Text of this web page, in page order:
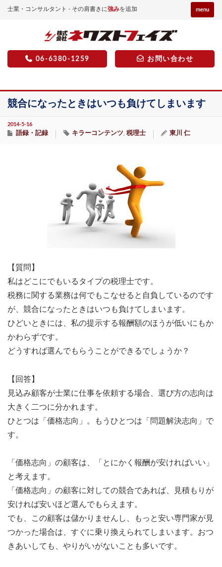
士業・コンサルタント - その肩書きに強みを追加 menu
06-6380-1259 お問い合わせ
競合になったときはいつも負けてしまいます
2014-5-16
語録・記録 キラーコンテンツ 税理士 東川 仁
【質問】
私はどこにでもいるタイプの税理士です。
税務に関する業務は何でもこなせると自負しているのです
が、競合になったときはいつも負けてしまいます。
ひどいときには、私の提示する報酬額のほうが低いにもか
かわらずです。
どうすれば選んでもらうことができるでしょうか？
【回答】
見込み顧客が士業に仕事を依頼する場合、選び方の志向は
大きく二つに分かれます。
ひとつは「価格志向」。もうひとつは「問題解決志向」で
す。
「価格志向」の顧客は、「とにかく報酬が安ければいい」
と考えます。
「価格志向」の顧客に対しての競合であれば、見積もりが
安ければ安いほど選んでもらえます。
でも、この顧客は儲かりませんし、もっと安い専門家が見
つかった場合は、すぐに乗り換えられてしまいます。おつ
きあいしても、やりがいがないことも多いです。